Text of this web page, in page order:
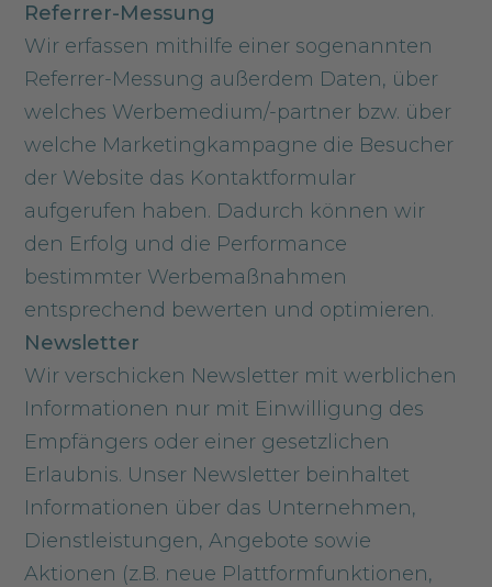
Referrer-Messung
Wir erfassen mithilfe einer sogenannten
Referrer-Messung außerdem Daten, über
welches Werbemedium/-partner bzw. über
welche Marketingkampagne die Besucher
der Website das Kontaktformular
aufgerufen haben. Dadurch können wir
den Erfolg und die Performance
bestimmter Werbemaßnahmen
entsprechend bewerten und optimieren.
Newsletter
Wir verschicken Newsletter mit werblichen
Informationen nur mit Einwilligung des
Empfängers oder einer gesetzlichen
Erlaubnis. Unser Newsletter beinhaltet
Informationen über das Unternehmen,
Dienstleistungen, Angebote sowie
Aktionen (z.B. neue Plattformfunktionen,